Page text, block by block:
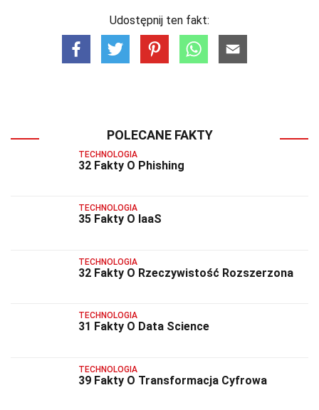
Udostępnij ten fakt:
POLECANE FAKTY
TECHNOLOGIA
32 Fakty O Phishing
TECHNOLOGIA
35 Fakty O IaaS
TECHNOLOGIA
32 Fakty O Rzeczywistość Rozszerzona
TECHNOLOGIA
31 Fakty O Data Science
TECHNOLOGIA
39 Fakty O Transformacja Cyfrowa